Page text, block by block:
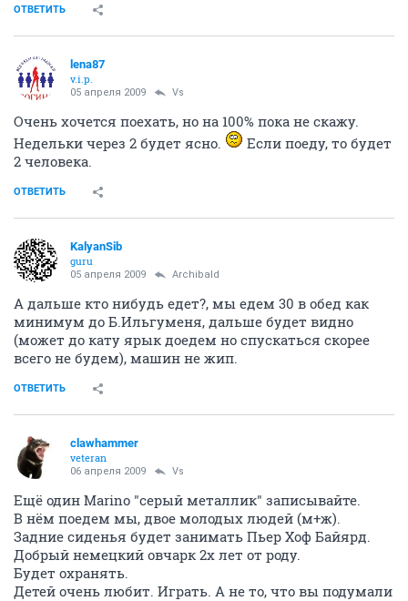
ОТВЕТИТЬ
lena87
v.i.p.
05 апреля 2009 Vs
Очень хочется поехать, но на 100% пока не скажу.
Недельки через 2 будет ясно.
Если поеду, то будет
2 человека.
ОТВЕТИТЬ
KalyanSib
guru
05 апреля 2009 Archibald
А дальше кто нибудь едет?, мы едем 30 в обед как
минимум до Б.Ильгуменя, дальше будет видно
(может до кату ярык доедем но спускаться скорее
всего не будем), машин не жип.
ОТВЕТИТЬ
clawhammer
veteran
06 апреля 2009 Vs
Ещё один Marino "серый металлик" записывайте.
В нём поедем мы, двое молодых людей (м+ж).
Задние сиденья будет занимать Пьер Хоф Байярд.
Добрый немецкий овчарк 2х лет от роду.
Будет охранять.
Детей очень любит. Играть. А не то, что вы подумали